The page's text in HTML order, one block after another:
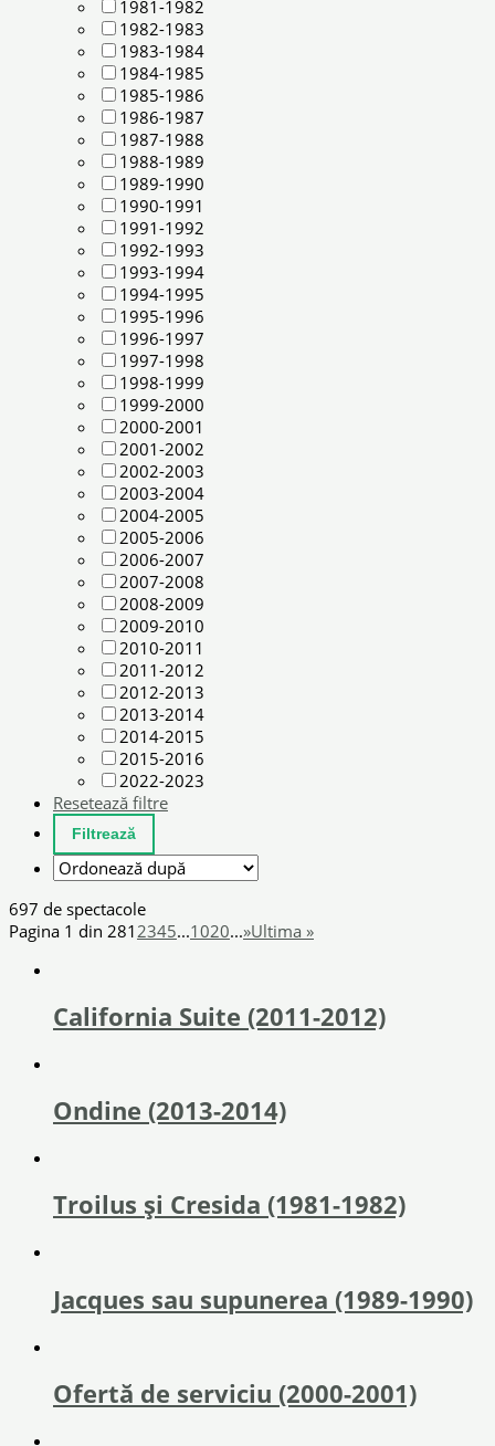
1981-1982
1982-1983
1983-1984
1984-1985
1985-1986
1986-1987
1987-1988
1988-1989
1989-1990
1990-1991
1991-1992
1992-1993
1993-1994
1994-1995
1995-1996
1996-1997
1997-1998
1998-1999
1999-2000
2000-2001
2001-2002
2002-2003
2003-2004
2004-2005
2005-2006
2006-2007
2007-2008
2008-2009
2009-2010
2010-2011
2011-2012
2012-2013
2013-2014
2014-2015
2015-2016
2022-2023
Resetează filtre
697 de spectacole
Pagina 1 din 281 2345...1020...»Ultima »
California Suite (2011-2012)
Ondine (2013-2014)
Troilus și Cresida (1981-1982)
Jacques sau supunerea (1989-1990)
Ofertă de serviciu (2000-2001)